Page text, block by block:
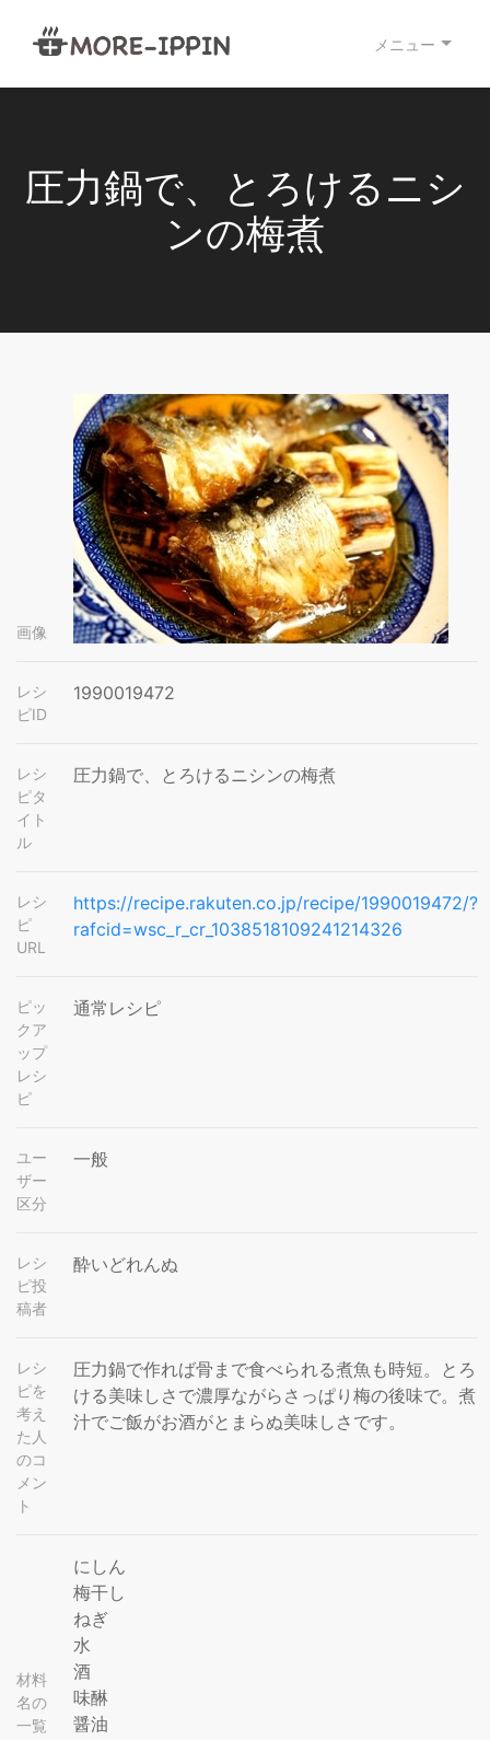
メニュー
圧力鍋で、とろけるニシ
ンの梅煮
画像
レシ
ピID
1990019472
レシ
ピタ
イト
ル
圧力鍋で、とろけるニシンの梅煮
レシ
ピ
URL
https://recipe.rakuten.co.jp/recipe/1990019472/?
rafcid=wsc_r_cr_1038518109241214326
ピッ
クア
ップ
レシ
ピ
通常レシピ
ユー
ザー
区分
一般
レシ
ピ投
稿者
酔いどれんぬ
レシ
ピを
考え
た人
のコ
メン
ト
圧力鍋で作れば骨まで食べられる煮魚も時短。とろ
ける美味しさで濃厚ながらさっぱり梅の後味で。煮
汁でご飯がお酒がとまらぬ美味しさです。
材料
名の
一覧
にしん
梅干し
ねぎ
水
酒
味醂
醤油